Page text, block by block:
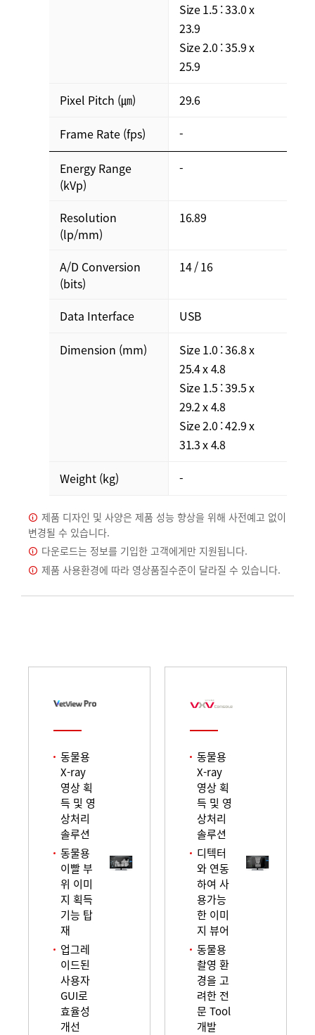
Size 1.5 : 33.0 x
23.9
Size 2.0 : 35.9 x
25.9
Pixel Pitch (㎛)
29.6
Frame Rate (fps)
-
Energy Range
(kVp)
-
Resolution
(lp/mm)
16.89
A/D Conversion
(bits)
14 / 16
Data Interface
USB
Dimension (mm)
Size 1.0 : 36.8 x
25.4 x 4.8
Size 1.5 : 39.5 x
29.2 x 4.8
Size 2.0 : 42.9 x
31.3 x 4.8
Weight (kg)
-
제품 디자인 및 사양은 제품 성능 향상을 위해 사전예고 없이
변경될 수 있습니다.
다운로드는 정보를 기입한 고객에게만 지원됩니다.
제품 사용환경에 따라 영상품질수준이 달라질 수 있습니다.
동물용
X-ray
영상 획
득 및 영
상처리
솔루션
동물용
이빨 부
위 이미
지 획득
기능 탑
재
업그레
이드된
사용자
GUI로
효율성
개선
동물용
X-ray
영상 획
득 및 영
상처리
솔루션
디텍터
와 연동
하여 사
용가능
한 이미
지 뷰어
동물용
촬영 환
경을 고
려한 전
문 Tool
개발